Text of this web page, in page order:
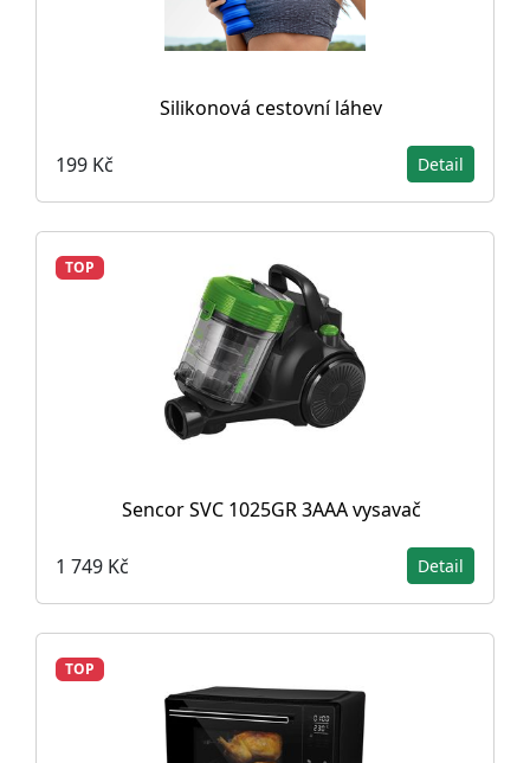
Silikonová cestovní láhev
199 Kč Detail
TOP
Sencor SVC 1025GR 3AAA vysavač
1 749 Kč Detail
TOP